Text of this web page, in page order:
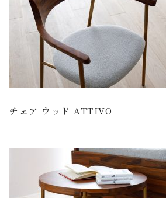
チェア ウッド ATTIVO